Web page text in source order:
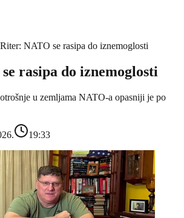
Riter: NATO se rasipa do iznemoglosti
rasipa do iznemoglosti
u zemljama NATO-a opasniji je po
19:33